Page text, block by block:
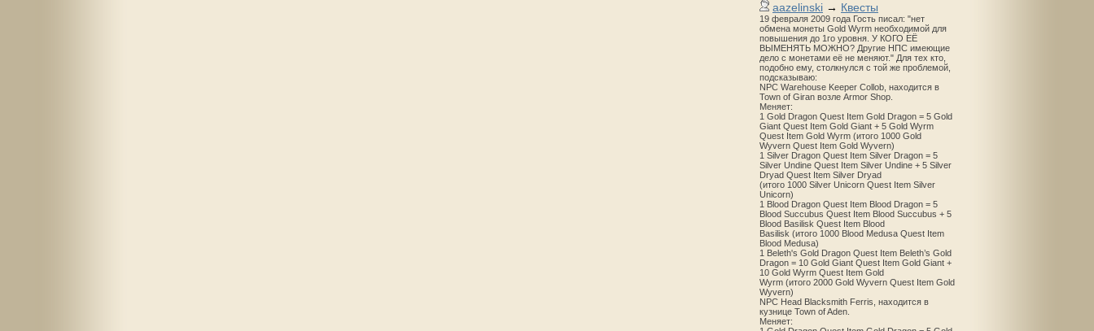
aazelinski → Квесты
19 февраля 2009 года Гость писал: "нет
обмена монеты Gold Wyrm необходимой для
повышения до 1го уровня. У КОГО ЕЁ
ВЫМЕНЯТЬ МОЖНО? Другие НПС имеющие
дело с монетами её не меняют." Для тех кто,
подобно ему, столкнулся с той же проблемой,
подсказываю:
NPC Warehouse Keeper Collob, находится в
Town of Giran возле Armor Shop.
Меняет:
1 Gold Dragon Quest Item Gold Dragon = 5 Gold
Giant Quest Item Gold Giant + 5 Gold Wyrm
Quest Item Gold Wyrm (итого 1000 Gold
Wyvern Quest Item Gold Wyvern)
1 Silver Dragon Quest Item Silver Dragon = 5
Silver Undine Quest Item Silver Undine + 5 Silver
Dryad Quest Item Silver Dryad
(итого 1000 Silver Unicorn Quest Item Silver
Unicorn)
1 Blood Dragon Quest Item Blood Dragon = 5
Blood Succubus Quest Item Blood Succubus + 5
Blood Basilisk Quest Item Blood
Basilisk (итого 1000 Blood Medusa Quest Item
Blood Medusa)
1 Beleth's Gold Dragon Quest Item Beleth’s Gold
Dragon = 10 Gold Giant Quest Item Gold Giant +
10 Gold Wyrm Quest Item Gold
Wyrm (итого 2000 Gold Wyvern Quest Item Gold
Wyvern)
NPC Head Blacksmith Ferris, находится в
кузнице Town of Aden.
Меняет: